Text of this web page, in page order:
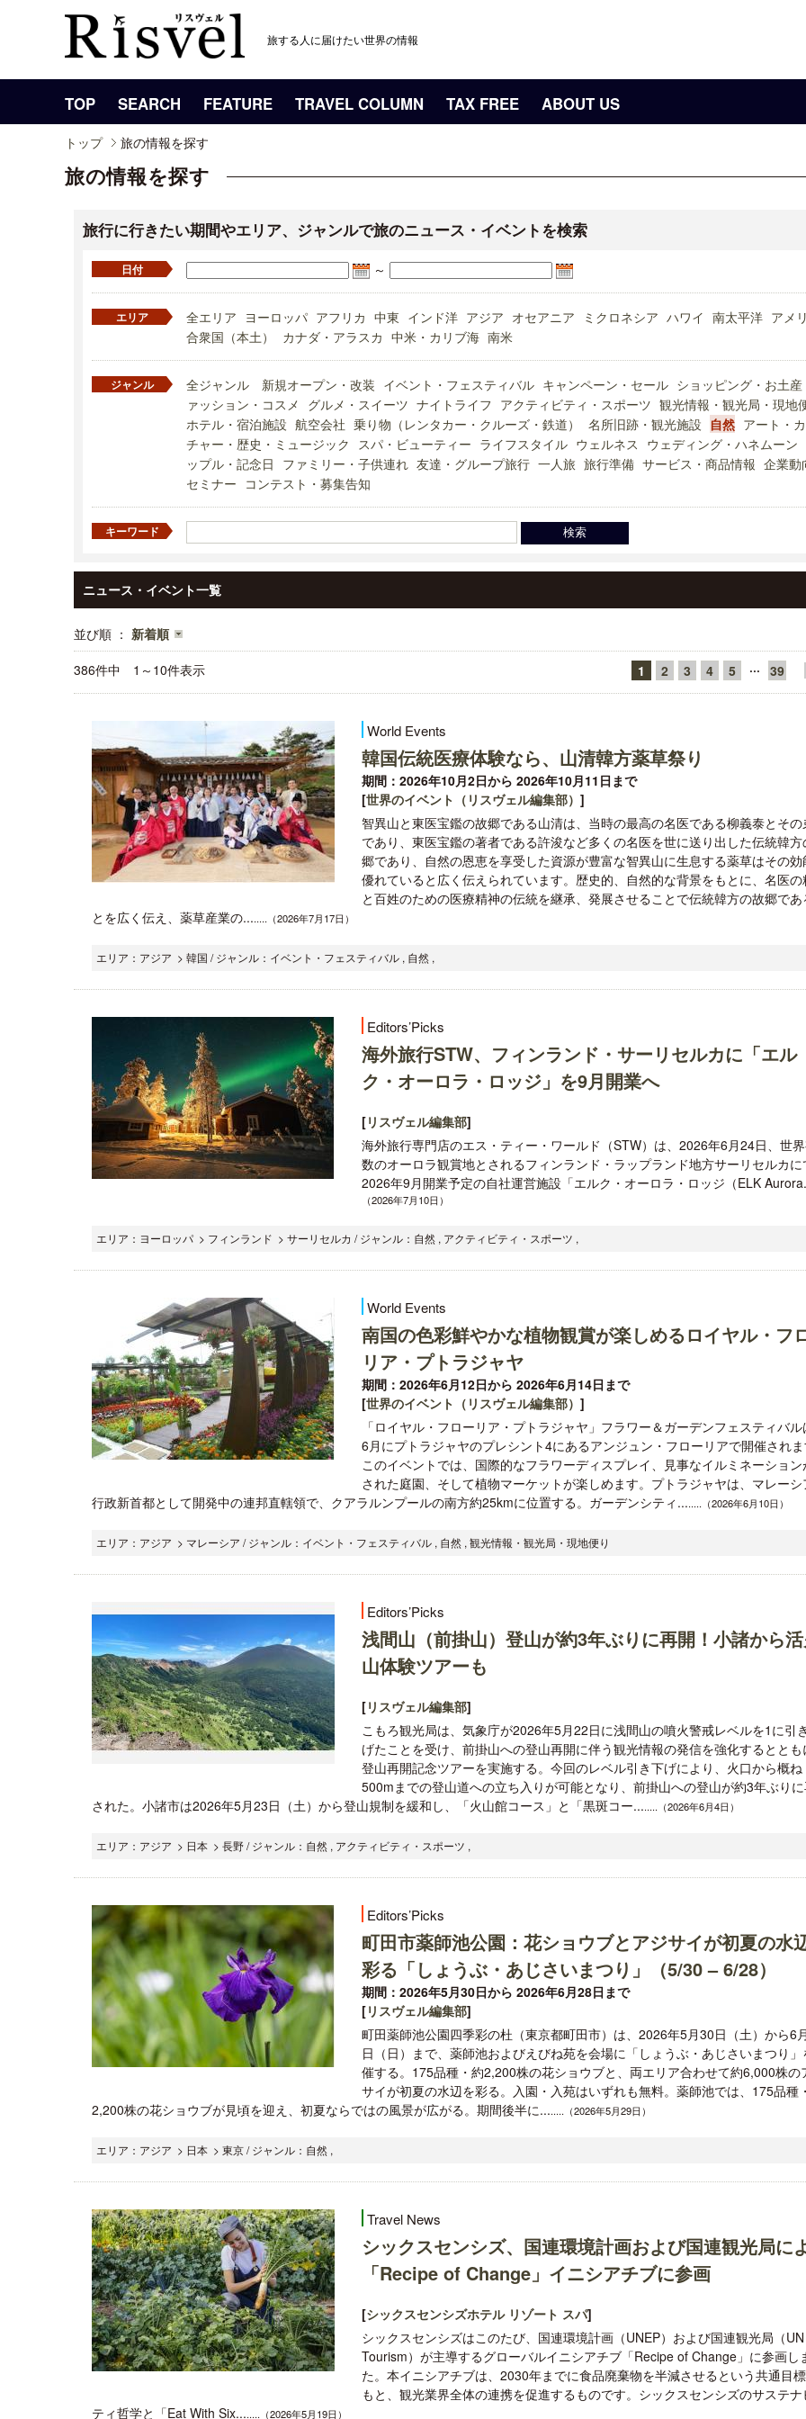
旅する人に届けたい世界の情報
TOP SEARCH FEATURE TRAVEL COLUMN TAX FREE ABOUT US
トップ 旅の情報を探す
旅の情報を探す
旅行に行きたい期間やエリア、ジャンルで旅のニュース・イベントを検索
日付 ～
エリア 全エリア ヨーロッパ アフリカ 中東 インド洋 アジア オセアニア ミクロネシア ハワイ 南太平洋 アメ
合衆国（本土）
カナダ・アラスカ 中米・カリブ海 南米
ジャンル 全ジャンル 新規オープン・改装 イベント・フェスティバル キャンペーン・セール ショッピング・お土産
ァッション・コスメ グルメ・スイーツ ナイトライフ アクティビティ・スポーツ 観光情報・観光局・現地
ホテル・宿泊施設 航空会社 乗り物（レンタカー・クルーズ・鉄道） 名所旧跡・観光施設 自然 アート・
チャー・歴史・ミュージック スパ・ビューティー ライフスタイル ウェルネス ウェディング・ハネムーン
ップル・記念日 ファミリー・子供連れ 友達・グループ旅行 一人旅 旅行準備 サービス・商品情報 企業動
セミナー コンテスト・募集告知
キーワード
ニュース・イベント一覧
並び順 ： 新着順
386件中 1～10件表示
1 2 3 4 5 ··· 39
World Events
韓国伝統医療体験なら、山清韓方薬草祭り
期間：2026年10月2日から 2026年10月11日まで
[世界のイベント（リスヴェル編集部） ]
智異山と東医宝鑑の故郷である山清は、当時の最高の名医である柳義泰とその
であり、東医宝鑑の著者である許浚など多くの名医を世に送り出した伝統韓方
郷であり、自然の恩恵を享受した資源が豊富な智異山に生息する薬草はその効
優れていると広く伝えられています。歴史的、自然的な背景をもとに、名医の
と百姓のための医療精神の伝統を継承、発展させることで伝統韓方の故郷であ
とを広く伝え、薬草産業の........（2026年7月17日）
エリア：アジア > 韓国 / ジャンル：イベント・フェスティバル , 自然 ,
Editors’Picks
海外旅行STW、フィンランド・サーリセルカに「エル
ク・オーロラ・ロッジ」を9月開業へ
[リスヴェル編集部]
海外旅行専門店のエス・ティー・ワールド（STW）は、2026年6月24日、世
数のオーロラ観賞地とされるフィンランド・ラップランド地方サーリセルカに
2026年9月開業予定の自社運営施設「エルク・オーロラ・ロッジ（ELK
（2026年7月10日）
エリア：ヨーロッパ > フィンランド > サーリセルカ / ジャンル：自然 , アクティビティ・スポーツ ,
World Events
南国の色彩鮮やかな植物観賞が楽しめるロイヤル・フ
リア・プトラジャヤ
期間：2026年6月12日から 2026年6月14日まで
[世界のイベント（リスヴェル編集部） ]
「ロイヤル・フローリア・プトラジャヤ」フラワー＆ガーデンフェスティバル
6月にプトラジャヤのプレシント4にあるアンジュン・フローリアで開催されま
このイベントでは、国際的なフラワーディスプレイ、見事なイルミネーション
された庭園、そして植物マーケットが楽しめます。プトラジャヤは、マレーシ
行政新首都として開発中の連邦直轄領で、クアラルンプールの南方約25kmに位置する。ガーデンシティ........（2026年6月10日）
エリア：アジア > マレーシア / ジャンル：イベント・フェスティバル , 自然 , 観光情報・観光局・現地便り
Editors’Picks
浅間山（前掛山）登山が約3年ぶりに再開！小諸から
山体験ツアーも
[リスヴェル編集部]
こもろ観光局は、気象庁が2026年5月22日に浅間山の噴火警戒レベルを1に引
げたことを受け、前掛山への登山再開に伴う観光情報の発信を強化するととも
登山再開記念ツアーを実施する。今回のレベル引き下げにより、火口から概ね
500mまでの登山道への立ち入りが可能となり、前掛山への登山が約3年ぶり
された。小諸市は2026年5月23日（土）から登山規制を緩和し、「火山館コース」と「黒斑コー........（2026年6月4日）
エリア：アジア > 日本 > 長野 / ジャンル：自然 , アクティビティ・スポーツ ,
Editors’Picks
町田市薬師池公園：花ショウブとアジサイが初夏の水
彩る「しょうぶ・あじさいまつり」（5/30 – 6/28）
期間：2026年5月30日から 2026年6月28日まで
[リスヴェル編集部]
町田薬師池公園四季彩の杜（東京都町田市）は、2026年5月30日（土）から6
日（日）まで、薬師池およびえびね苑を会場に「しょうぶ・あじさいまつり」
催する。175品種・約2,200株の花ショウブと、両エリア合わせて約6,000株の
サイが初夏の水辺を彩る。入園・入苑はいずれも無料。薬師池では、175品種
2,200株の花ショウブが見頃を迎え、初夏ならではの風景が広がる。期間後半に........（2026年5月29日）
エリア：アジア > 日本 > 東京 / ジャンル：自然 ,
Travel News
シックスセンシズ、国連環境計画および国連観光局に
「Recipe of Change」イニシアチブに参画
[シックスセンシズホテル リゾート スパ]
シックスセンシズはこのたび、国連環境計画（UNEP）および国連観光局（UN
Tourism）が主導するグローバルイニシアチブ「Recipe of Change」に参画し
た。本イニシアチブは、2030年までに食品廃棄物を半減させるという共通目
もと、観光業界全体の連携を促進するものです。シックスセンシズのサステナ
ティ哲学と「Eat With Six........（2026年5月19日）
アット ハイアット」のメニューを刷
新